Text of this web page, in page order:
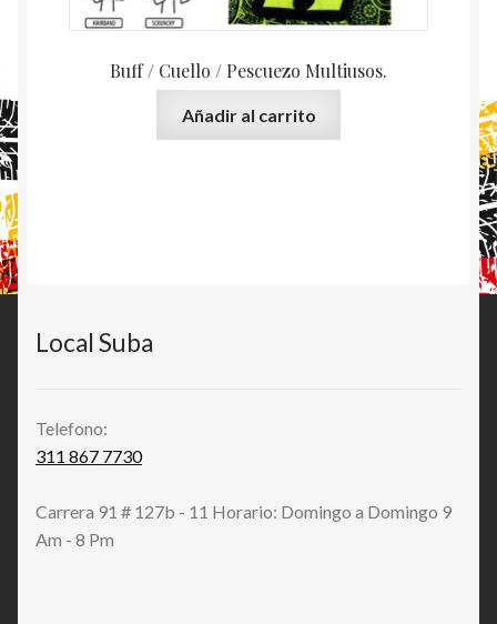
Buff / Cuello / Pescuezo Multiusos.
Añadir al carrito
Local Suba
Telefono:
311 867 7730
Carrera 91 # 127b - 11 Horario: Domingo a Domingo 9
Am - 8 Pm